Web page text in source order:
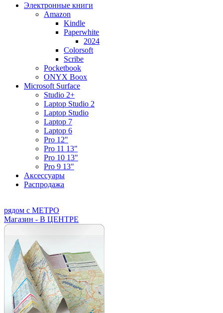
Электронные книги
Amazon
Kindle
Paperwhite
2024
Colorsoft
Scribe
Pocketbook
ONYX Boox
Microsoft Surface
Studio 2+
Laptop Studio 2
Laptop Studio
Laptop 7
Laptop 6
Pro 12"
Pro 11 13"
Pro 10 13"
Pro 9 13"
Аксессуары
Распродажа
рядом с МЕТРО
Магазин - В ЦЕНТРЕ